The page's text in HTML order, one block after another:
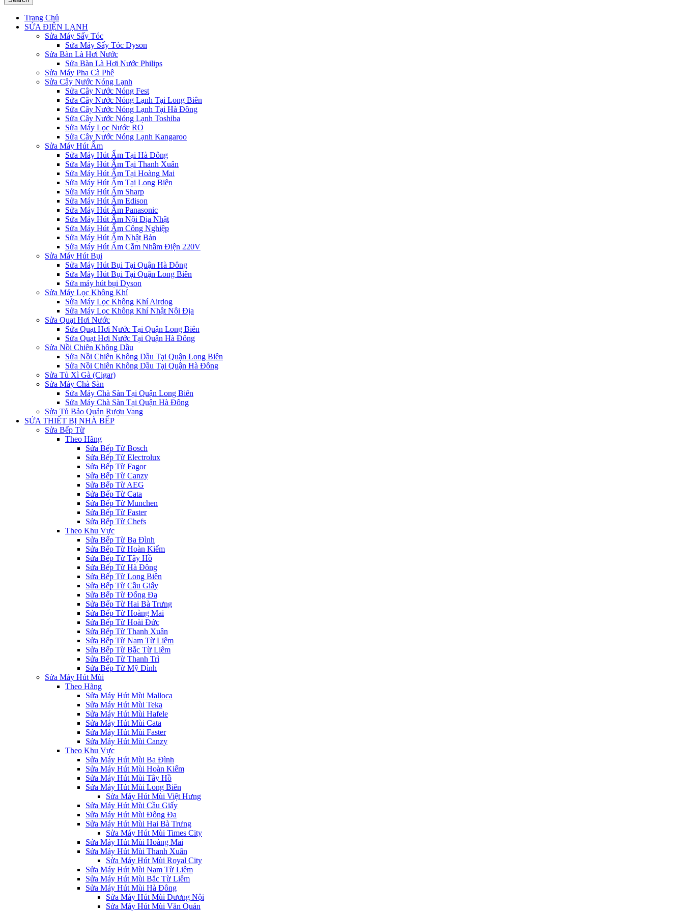
Trang Chủ
SỬA ĐIỆN LẠNH
Sửa Máy Sấy Tóc
Sửa Máy Sấy Tóc Dyson
Sửa Bàn Là Hơi Nước
Sửa Bàn Là Hơi Nước Philips
Sửa Máy Pha Cà Phê
Sửa Cây Nước Nóng Lạnh
Sửa Cây Nước Nóng Fest
Sửa Cây Nước Nóng Lạnh Tại Long Biên
Sửa Cây Nước Nóng Lạnh Tại Hà Đông
Sửa Cây Nước Nóng Lạnh Toshiba
Sửa Máy Lọc Nước RO
Sửa Cây Nước Nóng Lạnh Kangaroo
Sửa Máy Hút Ẩm
Sửa Máy Hút Ẩm Tại Hà Đông
Sửa Máy Hút Ẩm Tại Thanh Xuân
Sửa Máy Hút Ẩm Tại Hoàng Mai
Sửa Máy Hút Ẩm Tại Long Biên
Sửa Máy Hút Ẩm Sharp
Sửa Máy Hút Ẩm Edison
Sửa Máy Hút Ẩm Panasonic
Sửa Máy Hút Ẩm Nội Địa Nhật
Sửa Máy Hút Ẩm Công Nghiệp
Sửa Máy Hút Ẩm Nhật Bản
Sửa Máy Hút Ẩm Cắm Nhầm Điện 220V
Sửa Máy Hút Bụi
Sửa Máy Hút Bụi Tại Quận Hà Đông
Sửa Máy Hút Bụi Tại Quận Long Biên
Sửa máy hút bụi Dyson
Sửa Máy Lọc Không Khí
Sửa Máy Lọc Không Khí Airdog
Sửa Máy Lọc Không Khí Nhật Nội Địa
Sửa Quạt Hơi Nước
Sửa Quạt Hơi Nước Tại Quận Long Biên
Sửa Quạt Hơi Nước Tại Quận Hà Đông
Sửa Nồi Chiên Không Dầu
Sửa Nồi Chiên Không Dầu Tại Quận Long Biên
Sửa Nồi Chiên Không Dầu Tại Quận Hà Đông
Sửa Tủ Xì Gà (Cigar)
Sửa Máy Chà Sàn
Sửa Máy Chà Sàn Tại Quận Long Biên
Sửa Máy Chà Sàn Tại Quận Hà Đông
Sửa Tủ Bảo Quản Rượu Vang
SỬA THIẾT BỊ NHÀ BẾP
Sửa Bếp Từ
Theo Hãng
Sửa Bếp Từ Bosch
Sửa Bếp Từ Electrolux
Sửa Bếp Từ Fagor
Sửa Bếp Từ Canzy
Sửa Bếp Từ AEG
Sửa Bếp Từ Cata
Sửa Bếp Từ Munchen
Sửa Bếp Từ Faster
Sửa Bếp Từ Chefs
Theo Khu Vực
Sửa Bếp Từ Ba Đình
Sửa Bếp Từ Hoàn Kiếm
Sửa Bếp Từ Tây Hồ
Sửa Bếp Từ Hà Đông
Sửa Bếp Từ Long Biên
Sửa Bếp Từ Cầu Giấy
Sửa Bếp Từ Đống Đa
Sửa Bếp Từ Hai Bà Trưng
Sửa Bếp Từ Hoàng Mai
Sửa Bếp Từ Hoài Đức
Sửa Bếp Từ Thanh Xuân
Sửa Bếp Từ Nam Từ Liêm
Sửa Bếp Từ Bắc Từ Liêm
Sửa Bếp Từ Thanh Trì
Sửa Bếp Từ Mỹ Đình
Sửa Máy Hút Mùi
Theo Hãng
Sửa Máy Hút Mùi Malloca
Sửa Máy Hút Mùi Teka
Sửa Máy Hút Mùi Hafele
Sửa Máy Hút Mùi Cata
Sửa Máy Hút Mùi Faster
Sửa Máy Hút Mùi Canzy
Theo Khu Vực
Sửa Máy Hút Mùi Ba Đình
Sửa Máy Hút Mùi Hoàn Kiếm
Sửa Máy Hút Mùi Tây Hồ
Sửa Máy Hút Mùi Long Biên
Sửa Máy Hút Mùi Việt Hưng
Sửa Máy Hút Mùi Cầu Giấy
Sửa Máy Hút Mùi Đống Đa
Sửa Máy Hút Mùi Hai Bà Trưng
Sửa Máy Hút Mùi Times City
Sửa Máy Hút Mùi Hoàng Mai
Sửa Máy Hút Mùi Thanh Xuân
Sửa Máy Hút Mùi Royal City
Sửa Máy Hút Mùi Nam Từ Liêm
Sửa Máy Hút Mùi Bắc Từ Liêm
Sửa Máy Hút Mùi Hà Đông
Sửa Máy Hút Mùi Dương Nội
Sửa Máy Hút Mùi Văn Quán